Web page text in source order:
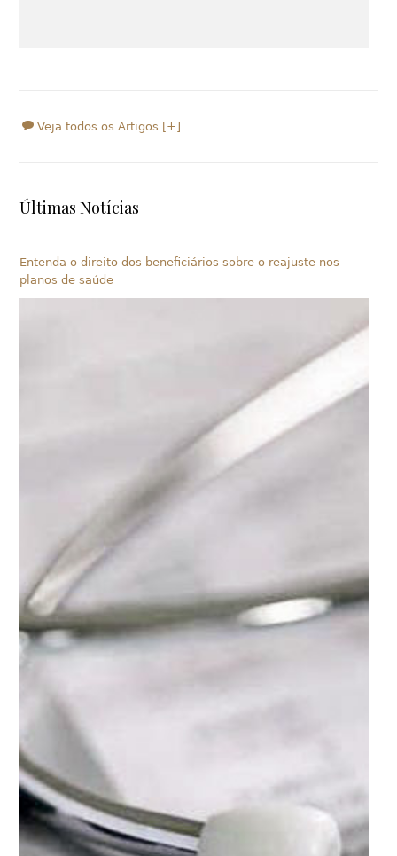
Veja todos os Artigos [+]
Últimas Notícias
Entenda o direito dos beneficiários sobre o reajuste nos
planos de saúde